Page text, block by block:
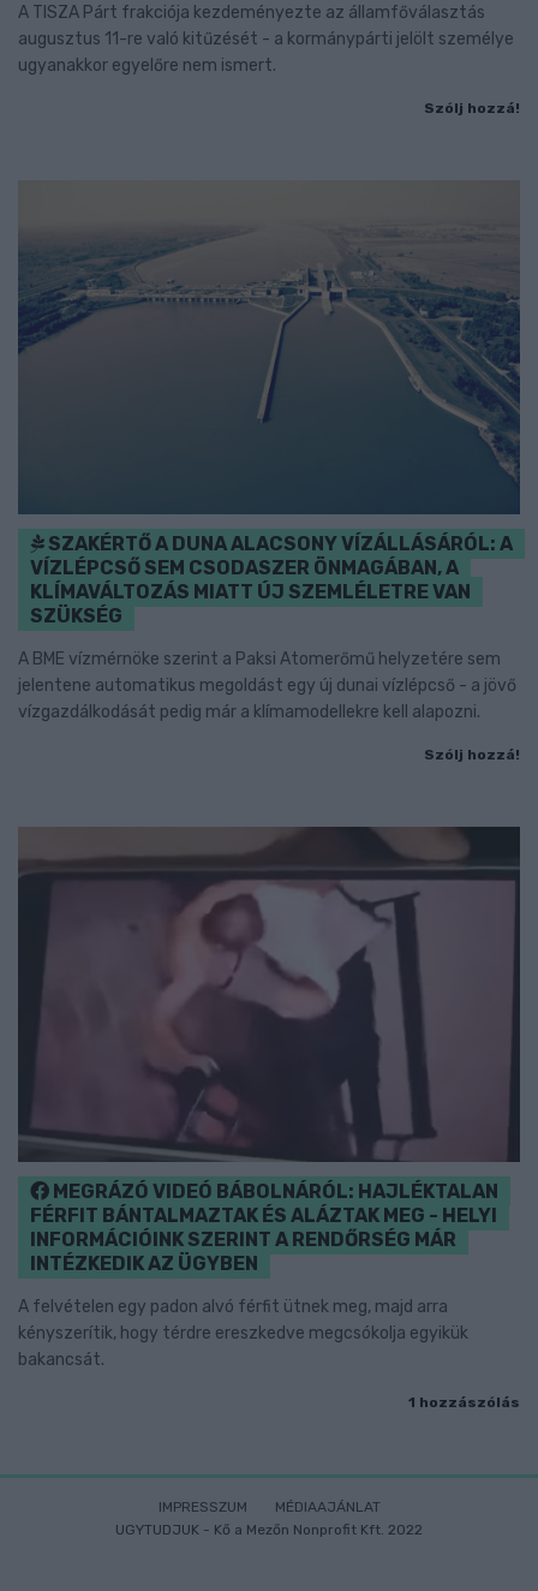
A TISZA Párt frakciója kezdeményezte az államfőválasztás
augusztus 11-re való kitűzését - a kormánypárti jelölt személye
ugyanakkor egyelőre nem ismert.
Szólj hozzá!
SZAKÉRTŐ A DUNA ALACSONY VÍZÁLLÁSÁRÓL: A
VÍZLÉPCSŐ SEM CSODASZER ÖNMAGÁBAN, A
KLÍMAVÁLTOZÁS MIATT ÚJ SZEMLÉLETRE VAN
SZÜKSÉG
A BME vízmérnöke szerint a Paksi Atomerőmű helyzetére sem
jelentene automatikus megoldást egy új dunai vízlépcső - a jövő
vízgazdálkodását pedig már a klímamodellekre kell alapozni.
Szólj hozzá!
MEGRÁZÓ VIDEÓ BÁBOLNÁRÓL: HAJLÉKTALAN
FÉRFIT BÁNTALMAZTAK ÉS ALÁZTAK MEG - HELYI
INFORMÁCIÓINK SZERINT A RENDŐRSÉG MÁR
INTÉZKEDIK AZ ÜGYBEN
A felvételen egy padon alvó férfit ütnek meg, majd arra
kényszerítik, hogy térdre ereszkedve megcsókolja egyikük
bakancsát.
1 hozzászólás
IMPRESSZUM
MÉDIAAJÁNLAT
UGYTUDJUK - Kő a Mezőn Nonprofit Kft. 2022